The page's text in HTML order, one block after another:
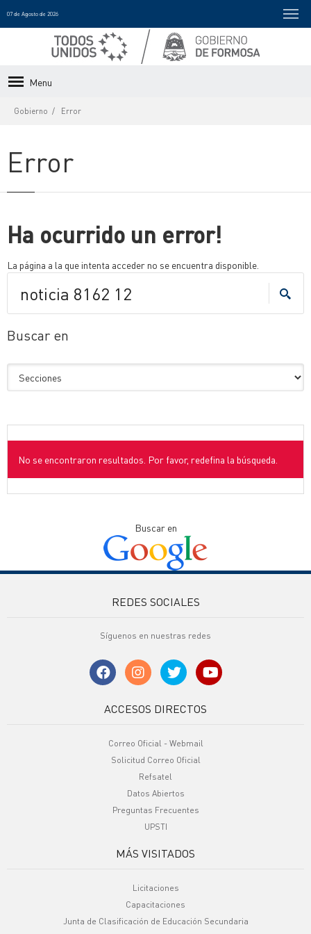
07 de Agosto de 2026
Menu
Gobierno Error
Error
Ha ocurrido un error!
La página a la que intenta acceder no se encuentra disponible.
Buscar en
No se encontraron resultados. Por favor, redefina la búsqueda.
Buscar en
REDES SOCIALES
Síguenos en nuestras redes
ACCESOS DIRECTOS
Correo Oficial - Webmail
Solicitud Correo Oficial
Refsatel
Datos Abiertos
Preguntas Frecuentes
UPSTI
MÁS VISITADOS
Licitaciones
Capacitaciones
Junta de Clasificación de Educación Secundaria